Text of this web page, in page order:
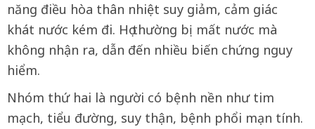
năng điều hòa thân nhiệt suy giảm, cảm giác
khát nước kém đi. Họ thường bị mất nước mà
không nhận ra, dẫn đến nhiều biến chứng nguy
hiểm.
Nhóm thứ hai là người có bệnh nền như tim
mạch, tiểu đường, suy thận, bệnh phổi mạn tính.